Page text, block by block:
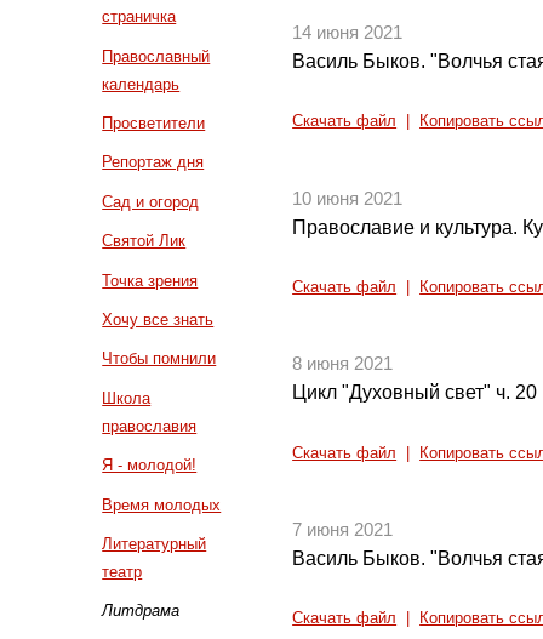
страничка
Православный
календарь
Просветители
Репортаж дня
Сад и огород
Святой Лик
Точка зрения
Хочу все знать
Чтобы помнили
Школа
православия
Я - молодой!
Время молодых
Литературный
театр
Литдрама
14 июня 2021
Василь Быков. "Волчья
Скачать файл Копировать
10 июня 2021
Православие и культура.
Скачать файл Копировать
8 июня 2021
Цикл "Духовный свет" ч. 20
Скачать файл Копировать
7 июня 2021
Василь Быков. "Волчья
Скачать файл Копировать